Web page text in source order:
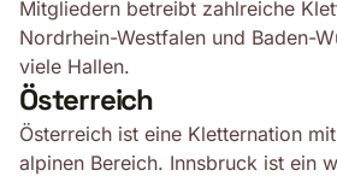
Mitgliedern betreibt zahlreiche
Nordrhein-Westfalen und Baden-
viele Hallen.
Österreich
Österreich ist eine Kletternation
alpinen Bereich. Innsbruck ist ein